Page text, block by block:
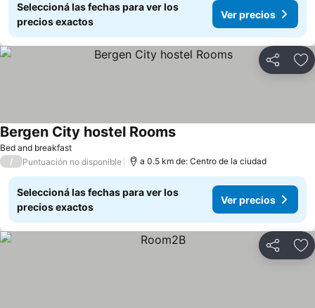
Seleccioná las fechas para ver los
precios exactos
Ver precios
Compartir
Bed and breakfast
Bergen City hostel Rooms
/ Puntuación no disponible a 0.5 km de: Centro de la ciudad
Seleccioná las fechas para ver los
precios exactos
Ver precios
Compartir